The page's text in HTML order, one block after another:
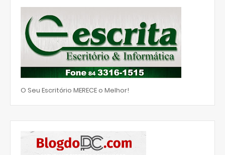
O Seu Escritório MERECE o Melhor!